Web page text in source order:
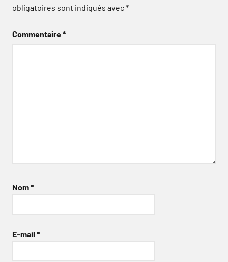
obligatoires sont indiqués avec*
Commentaire*
Nom*
E-mail *